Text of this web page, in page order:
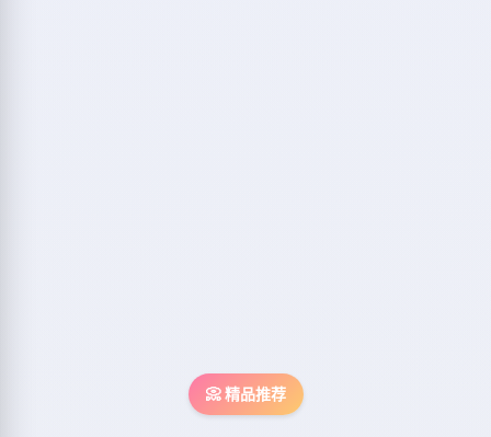
📀 精品推荐